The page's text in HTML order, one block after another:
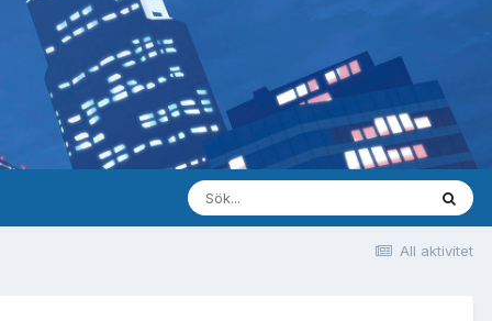
All aktivitet